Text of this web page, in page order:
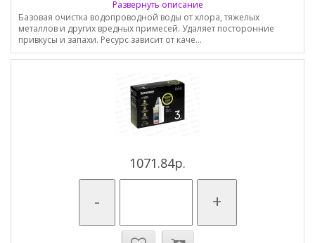
Развернуть описание
Базовая очистка водопроводной воды от хлора, тяжелых
металлов и других вредных примесей. Удаляет посторонние
привкусы и запахи. Ресурс зависит от каче...
1071.84р.
- +